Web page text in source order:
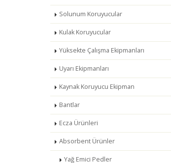
Solunum Koruyucular
Kulak Koruyucular
Yüksekte Çalışma Ekipmanları
Uyarı Ekipmanları
Kaynak Koruyucu Ekipman
Bantlar
Ecza Ürünleri
Absorbent Ürünler
Yağ Emici Pedler